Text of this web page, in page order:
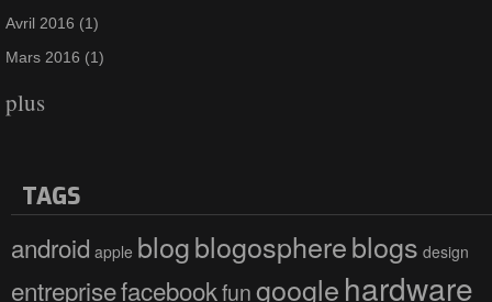
Avril 2016 (1)
Mars 2016 (1)
plus
TAGS
android apple blogblogosphereblogs design
entreprisefacebookfungooglehardware